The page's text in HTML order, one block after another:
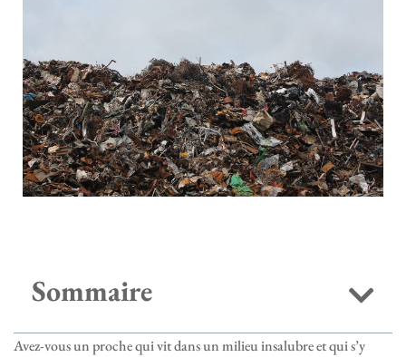
Sommaire
Avez-vous un proche qui vit dans un milieu insalubre et qui s’y